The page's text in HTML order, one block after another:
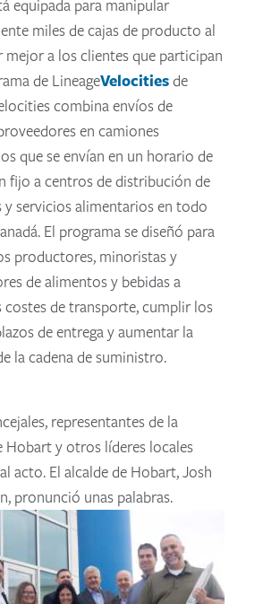
equipada para manipular
miles de cajas de producto al
mejor a los clientes que participan
de LineageVelocitiesde
combina envíos de
en camiones
que se envían en un horario de
fijo a centros de distribución de
y servicios alimentarios en todo
El programa se diseñó para
productores, minoristas y
de alimentos y bebidas a
costes de transporte, cumplir los
de entrega y aumentar la
la cadena de suministro.
representantes de la
Hobart y otros líderes locales
acto. El alcalde de Hobart, Josh
pronunció unas palabras.